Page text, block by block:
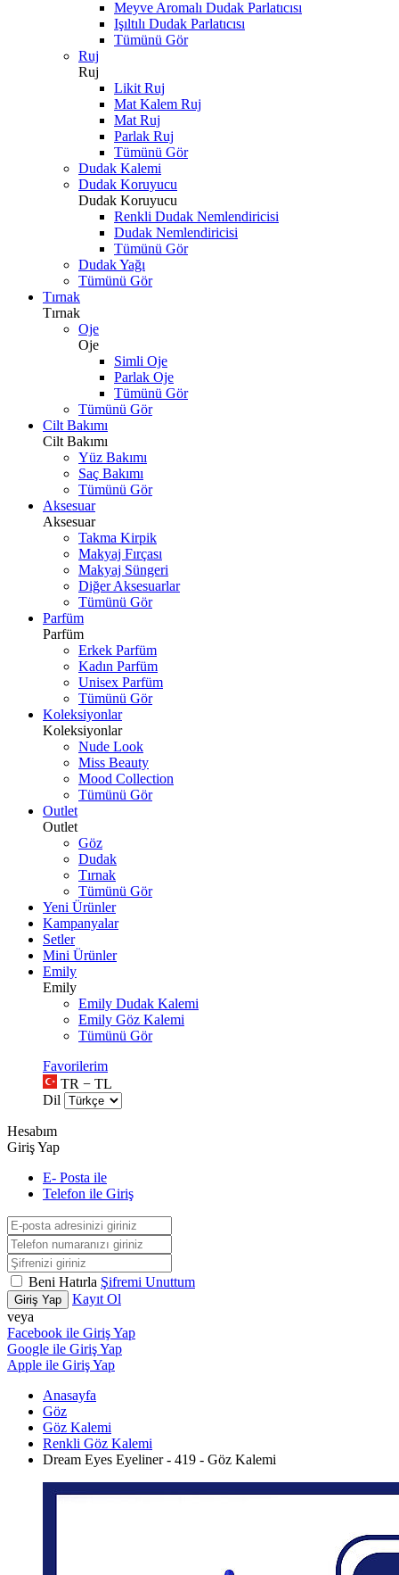
Meyve Aromalı Dudak Parlatıcısı
Işıltılı Dudak Parlatıcısı
Tümünü Gör
Ruj
Ruj
Likit Ruj
Mat Kalem Ruj
Mat Ruj
Parlak Ruj
Tümünü Gör
Dudak Kalemi
Dudak Koruyucu
Dudak Koruyucu
Renkli Dudak Nemlendiricisi
Dudak Nemlendiricisi
Tümünü Gör
Dudak Yağı
Tümünü Gör
Tırnak
Tırnak
Oje
Oje
Simli Oje
Parlak Oje
Tümünü Gör
Tümünü Gör
Cilt Bakımı
Cilt Bakımı
Yüz Bakımı
Saç Bakımı
Tümünü Gör
Aksesuar
Aksesuar
Takma Kirpik
Makyaj Fırçası
Makyaj Süngeri
Diğer Aksesuarlar
Tümünü Gör
Parfüm
Parfüm
Erkek Parfüm
Kadın Parfüm
Unisex Parfüm
Tümünü Gör
Koleksiyonlar
Koleksiyonlar
Nude Look
Miss Beauty
Mood Collection
Tümünü Gör
Outlet
Outlet
Göz
Dudak
Tırnak
Tümünü Gör
Yeni Ürünler
Kampanyalar
Setler
Mini Ürünler
Emily
Emily
Emily Dudak Kalemi
Emily Göz Kalemi
Tümünü Gör
Favorilerim
TR − TL
Dil
Hesabım
Giriş Yap
E- Posta ile
Telefon ile Giriş
Beni Hatırla Şifremi Unuttum
Giriş Yap
Kayıt Ol
veya
Facebook ile Giriş Yap
Google ile Giriş Yap
Apple ile Giriş Yap
Anasayfa
Göz
Göz Kalemi
Renkli Göz Kalemi
Dream Eyes Eyeliner - 419 - Göz Kalemi